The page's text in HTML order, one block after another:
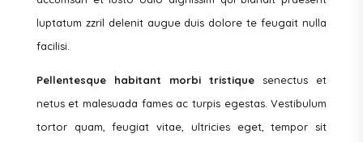
luptatum zzril delenit augue duis dolore te feugait nulla
facilisi.
Pellentesque habitant morbi tristique senectus et
netus et malesuada fames ac turpis egestas. Vestibulum
tortor quam, feugiat vitae, ultricies eget, tempor sit